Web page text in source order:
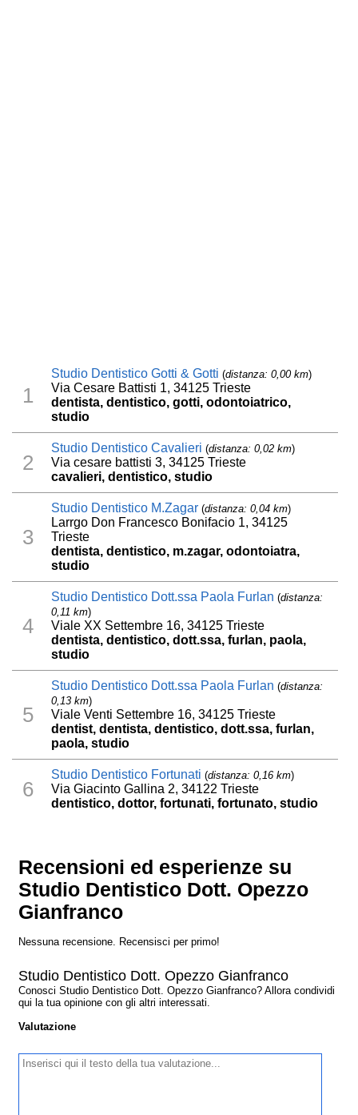
1
Studio Dentistico Gotti & Gotti (distanza: 0,00 km)
Via Cesare Battisti 1, 34125 Trieste
dentista, dentistico, gotti, odontoiatrico,
studio
2
Studio Dentistico Cavalieri (distanza: 0,02 km)
Via cesare battisti 3, 34125 Trieste
cavalieri, dentistico, studio
3
Studio Dentistico M.Zagar (distanza: 0,04 km)
Larrgo Don Francesco Bonifacio 1, 34125
Trieste
dentista, dentistico, m.zagar, odontoiatra,
studio
4
Studio Dentistico Dott.ssa Paola Furlan (distanza:
0,11 km)
Viale XX Settembre 16, 34125 Trieste
dentista, dentistico, dott.ssa, furlan, paola,
studio
5
Studio Dentistico Dott.ssa Paola Furlan (distanza:
0,13 km)
Viale Venti Settembre 16, 34125 Trieste
dentist, dentista, dentistico, dott.ssa, furlan,
paola, studio
6
Studio Dentistico Fortunati (distanza: 0,16 km)
Via Giacinto Gallina 2, 34122 Trieste
dentistico, dottor, fortunati, fortunato, studio
Recensioni ed esperienze su
Studio Dentistico Dott. Opezzo
Gianfranco
Nessuna recensione. Recensisci per primo!
Studio Dentistico Dott. Opezzo Gianfranco
Conosci Studio Dentistico Dott. Opezzo Gianfranco? Allora condividi
qui la tua opinione con gli altri interessati.
Valutazione